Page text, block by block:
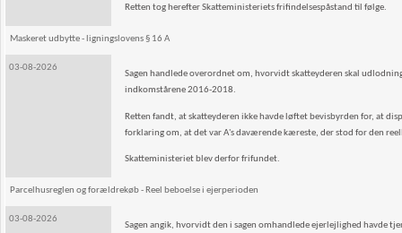
Retten tog herefter Skatteministeriets frifindelsespåstand til følge.
Maskeret udbytte - ligningslovens § 16 A
03-08-2026
Sagen handlede overordnet om, hvorvidt skatteyderen skal
indkomstårene 2016-2018.
Retten fandt, at skatteyderen ikke havde løftet bevisbyrden for, at
forklaring om, at det var A's daværende kæreste, der stod for den
Skatteministeriet blev derfor frifundet.
Parcelhusreglen og forældrekøb - Reel beboelse i ejerperioden
03-08-2026
Sagen angik, hvorvidt den i sagen omhandlede ejerlejlighed havde